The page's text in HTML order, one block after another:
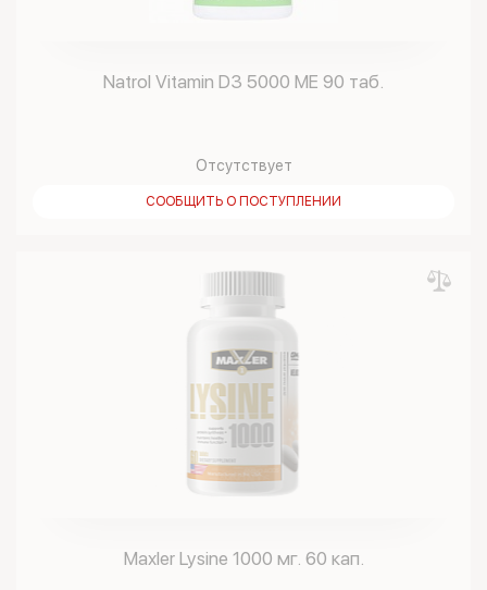
Natrol Vitamin D3 5000 ME 90 таб.
Отсутствует
СООБЩИТЬ О ПОСТУПЛЕНИИ
Maxler Lysine 1000 мг. 60 кап.